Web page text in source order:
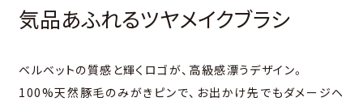
気品あふれるツヤメイクブラシ
ベルベットの質感と輝くロゴが、高級感漂うデザイン。
100%天然豚毛のみがきピンで、お出かけ先でもダメージヘ